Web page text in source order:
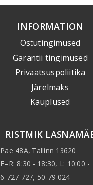
INFORMATION
Ostutingimused
Garantii tingimused
Privaatsuspoliitika
Järelmaks
Kauplused
RISTMIK
Pae 48A, Tallinn 13620
E–R: 8:30 - 18:30, L: 10:00 -
6 727 727, 50 79 024